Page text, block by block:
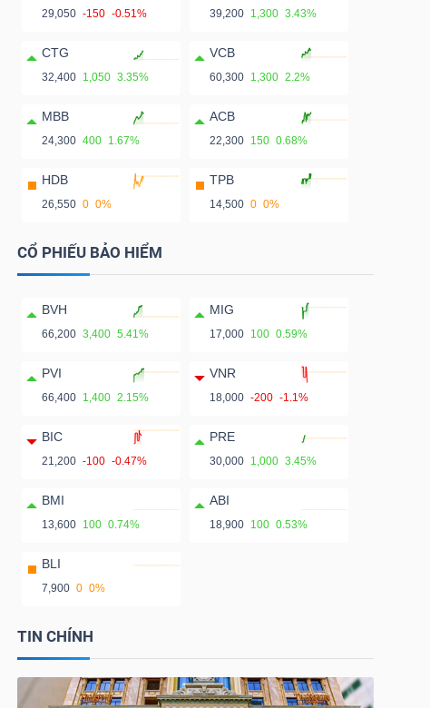
29,050 -150 -0.51% 39,200 1,300 3.43%
CTG
32,400 1,050 3.35%
VCB
60,300 1,300 2.2%
MBB
24,300 400 1.67%
ACB
22,300 150 0.68%
HDB
26,550 0 0%
TPB
14,500 0 0%
CỔ PHIẾU BẢO HIỂM
BVH
66,200 3,400 5.41%
MIG
17,000 100 0.59%
PVI
66,400 1,400 2.15%
VNR
18,000 -200 -1.1%
BIC
21,200 -100 -0.47%
PRE
30,000 1,000 3.45%
BMI
13,600 100 0.74%
ABI
18,900 100 0.53%
BLI
7,900 0 0%
TIN CHÍNH